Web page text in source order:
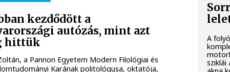
kezdődött a
autózás, mint azt
hittük
a Pannon Egyetem Modern Filológiai és
Karának politológusa, oktatója,
A
sziklái